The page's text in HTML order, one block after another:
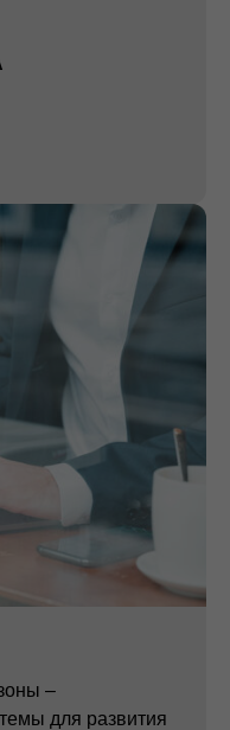
–
для развития